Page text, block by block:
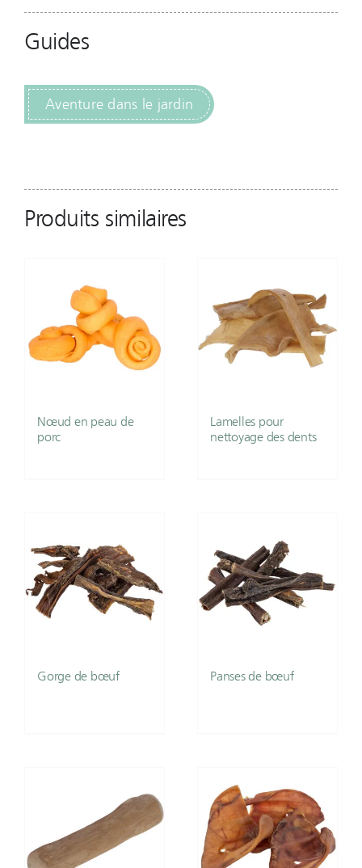
Guides
Aventure dans le jardin
Produits similaires
Nœud en peau de
porc
Lamelles pour
nettoyage des dents
Gorge de bœuf Panses de bœuf